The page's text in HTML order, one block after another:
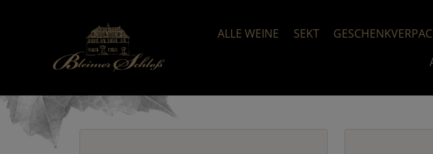
ALLE WEINE SEKT